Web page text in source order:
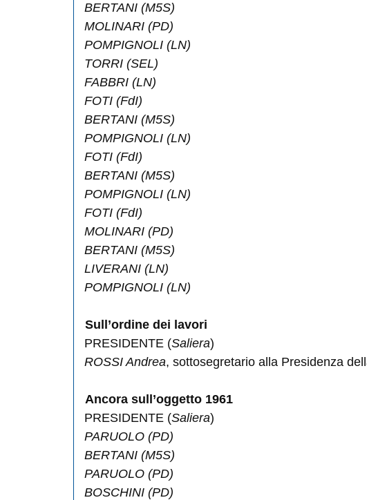
BERTANI (M5S)
MOLINARI (PD)
POMPIGNOLI (LN)
TORRI (SEL)
FABBRI (LN)
FOTI (FdI)
BERTANI (M5S)
POMPIGNOLI (LN)
FOTI (FdI)
BERTANI (M5S)
POMPIGNOLI (LN)
FOTI (FdI)
MOLINARI (PD)
BERTANI (M5S)
LIVERANI (LN)
POMPIGNOLI (LN)
Sull’ordine dei lavori
PRESIDENTE (Saliera)
ROSSI Andrea, sottosegretario alla Presidenza
Ancora sull’oggetto 1961
PRESIDENTE (Saliera)
PARUOLO (PD)
BERTANI (M5S)
PARUOLO (PD)
BOSCHINI (PD)